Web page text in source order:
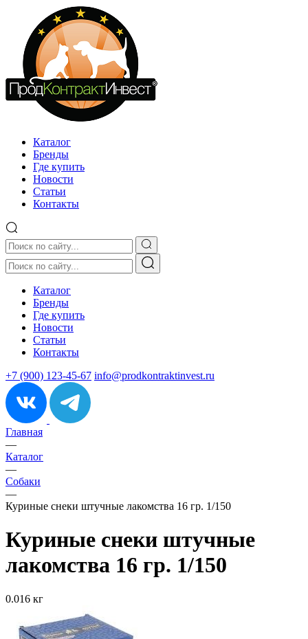
Каталог
Бренды
Где купить
Новости
Статьи
Контакты
Каталог
Бренды
Где купить
Новости
Статьи
Контакты
+7 (900) 123-45-67 info@prodkontraktinvest.ru
Главная
—
Каталог
—
Собаки
—
Куриные снеки штучные лакомства 16 гр. 1/150
Куриные снеки штучные
лакомства 16 гр. 1/150
0.016 кг